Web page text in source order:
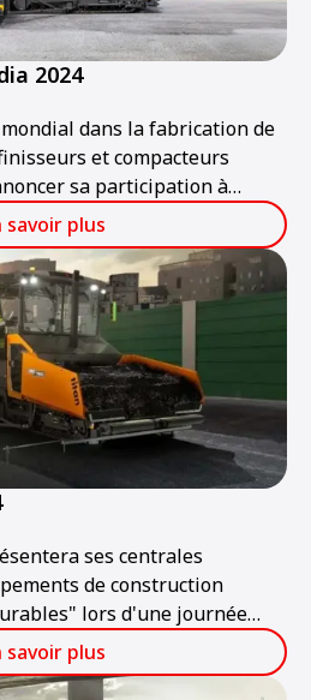
2024
dans la fabrication de
et compacteurs
sa participation à
savoir plus
ses centrales
de construction
lors d'une journée
savoir plus